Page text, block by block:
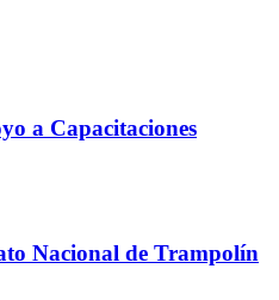
a Capacitaciones
Nacional de Trampolín